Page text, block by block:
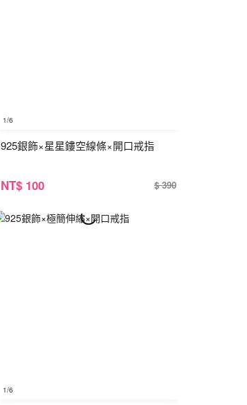
1/6
925銀飾×星星鏤空線條×開口戒指
NT$ 100 $ 390
1/6